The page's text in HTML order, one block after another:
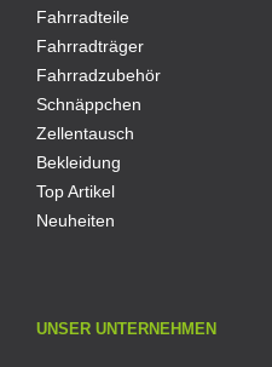
Fahrradteile
Fahrradträger
Fahrradzubehör
Schnäppchen
Zellentausch
Bekleidung
Top Artikel
Neuheiten
UNSER UNTERNEHMEN